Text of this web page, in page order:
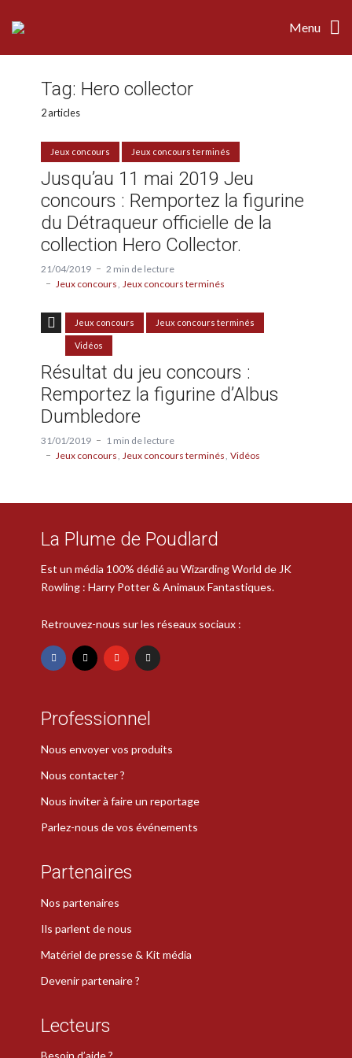
Menu
Tag: Hero collector
2 articles
Jeux concours Jeux concours terminés
Jusqu’au 11 mai 2019 Jeu
concours : Remportez la figurine
du Détraqueur officielle de la
collection Hero Collector.
21/04/2019
2 min de lecture
Jeux concours
Jeux concours terminés
Jeux concours Jeux concours terminés
Vidéos
Résultat du jeu concours :
Remportez la figurine d’Albus
Dumbledore
31/01/2019
1 min de lecture
Jeux concours
Jeux concours terminés Vidéos
La Plume de Poudlard
Est un média 100% dédié au Wizarding World de JK
Rowling : Harry Potter & Animaux Fantastiques.
Retrouvez-nous sur les réseaux sociaux :
Professionnel
Nous envoyer vos produits
Nous contacter ?
Nous inviter à faire un reportage
Parlez-nous de vos événements
Partenaires
Nos partenaires
Ils parlent de nous
Matériel de presse & Kit média
Devenir partenaire ?
Lecteurs